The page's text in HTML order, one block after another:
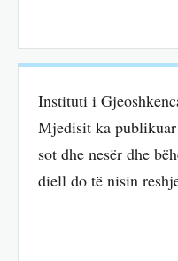
Instituti i
Mjedisit ka
sot dhe nesër dhe
diell do të nisin